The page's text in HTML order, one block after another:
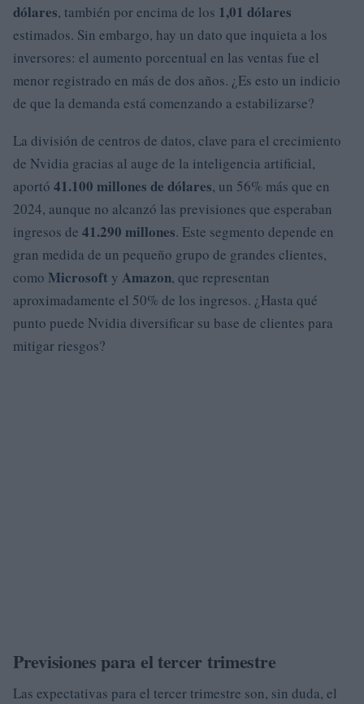
dólares, también por encima de los 1,01 dólares
estimados. Sin embargo, hay un dato que inquieta a los
inversores: el aumento porcentual en las ventas fue el
menor registrado en más de dos años. ¿Es esto un indicio
de que la demanda está comenzando a estabilizarse?
La división de centros de datos, clave para el crecimiento
de Nvidia gracias al auge de la inteligencia artificial,
aportó 41.100 millones de dólares, un 56% más que en
2024, aunque no alcanzó las previsiones que esperaban
ingresos de 41.290 millones. Este segmento depende en
gran medida de un pequeño grupo de grandes clientes,
como Microsoft y Amazon, que representan
aproximadamente el 50% de los ingresos. ¿Hasta qué
punto puede Nvidia diversificar su base de clientes para
mitigar riesgos?
Previsiones para el tercer trimestre
Las expectativas para el tercer trimestre son, sin duda, el